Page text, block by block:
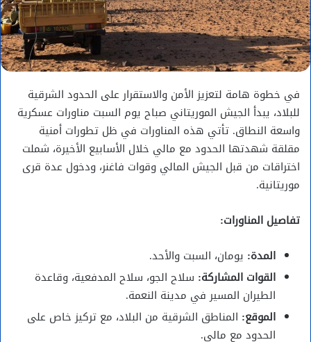
في خطوة هامة لتعزيز الأمن والاستقرار على الحدود الشرقية
للبلاد، يبدأ الجيش الموريتاني صباح يوم السبت مناورات عسكرية
واسعة النطاق. تأتي هذه المناورات في ظل تطورات أمنية
مقلقة شهدتها الحدود مع مالي خلال الأسابيع الأخيرة، شملت
اختراقات من قبل الجيش المالي وقوات فاغنر، ودخول عدة قرى
موريتانية.
تفاصيل المناورات:
المدة: يومان، السبت والأحد.
القوات المشاركة: سلاح الجو، سلاح المدفعية، وقاعدة
الطيران المسير في مدينة النعمة.
الموقع: المناطق الشرقية من البلاد، مع تركيز خاص على
الحدود مع مالي.